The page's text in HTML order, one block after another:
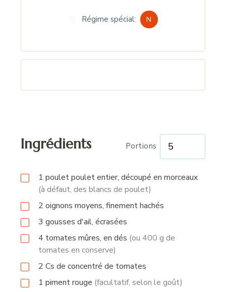
Régime spécial: N
Ingrédients Portions
1 pouletpoulet entier, découpé en morceaux
(à défaut, des blancs de poulet)
2 oignons moyens, finement hachés
3 gousses d'ail, écrasées
4 tomates mûres, en dés (ou 400 g de
tomates en conserve)
2 Cs de concentré de tomates
1 piment rouge (facultatif, selon le goût)